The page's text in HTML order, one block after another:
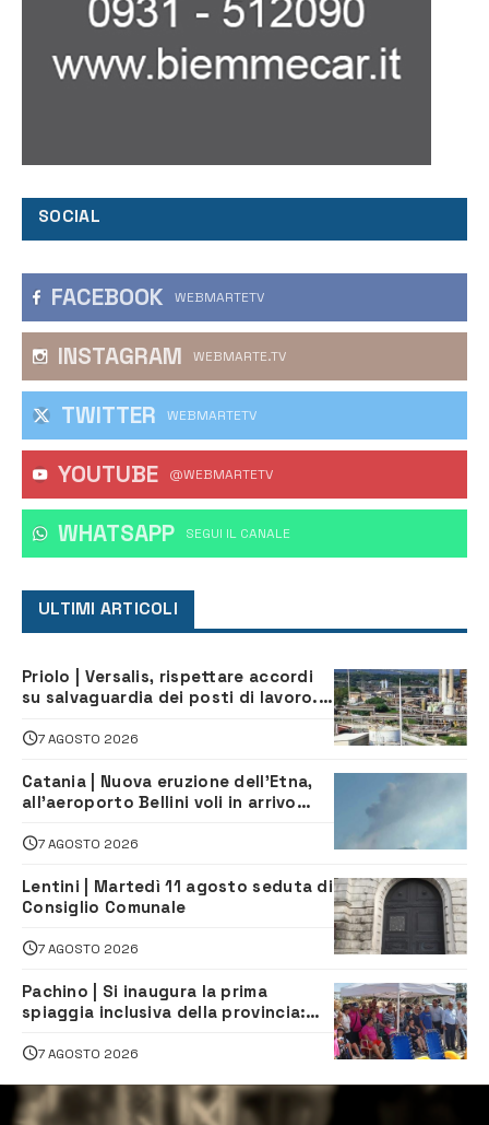
SOCIAL
FACEBOOK WEBMARTETV
INSTAGRAM WEBMARTE.TV
TWITTER WEBMARTETV
YOUTUBE @WEBMARTETV
WHATSAPP ‎SEGUI IL CANALE
ULTIMI ARTICOLI
Priolo | Versalis, rispettare accordi
su salvaguardia dei posti di lavoro. Il
7 AGOSTO 2026
Catania | Nuova eruzione dell’Etna,
all’aeroporto Bellini voli in arrivo
7 AGOSTO 2026
Lentini | Martedì 11 agosto seduta di
Consiglio Comunale
7 AGOSTO 2026
Pachino | Si inaugura la prima
spiaggia inclusiva della provincia:
tutti
7 AGOSTO 2026